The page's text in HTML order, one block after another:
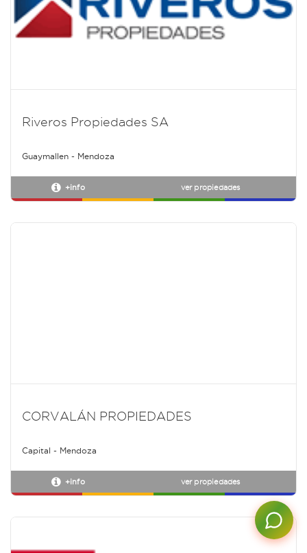
Riveros Propiedades SA
Guaymallen - Mendoza
+info ver propiedades
CORVALÁN PROPIEDADES
Capital - Mendoza
+info ver propiedades